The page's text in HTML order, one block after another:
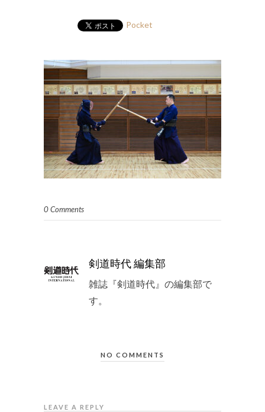
Pocket
0 Comments
剣道時代 編集部
雑誌『剣道時代』の編集部で
す。
NO COMMENTS
LEAVE A REPLY